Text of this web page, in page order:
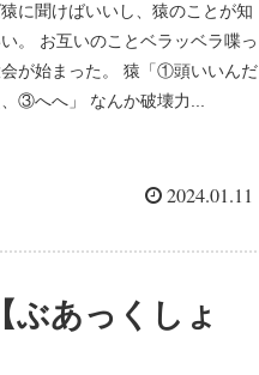
に聞けばいいし、猿のことが知
。 お互いのことベラッベラ喋っ
が始まった。 猿「①頭いいんだ
③へへ」 なんか破壊力...
2024.01.11
ぶあっくしょ